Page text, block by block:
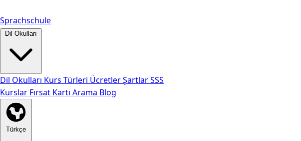
Sprachschule
Dil Okulları
Dil Okulları Kurs Türleri ÜcretlerŞartlarSSS
Kurslar Fırsat Kartı Arama Blog
Türkçe